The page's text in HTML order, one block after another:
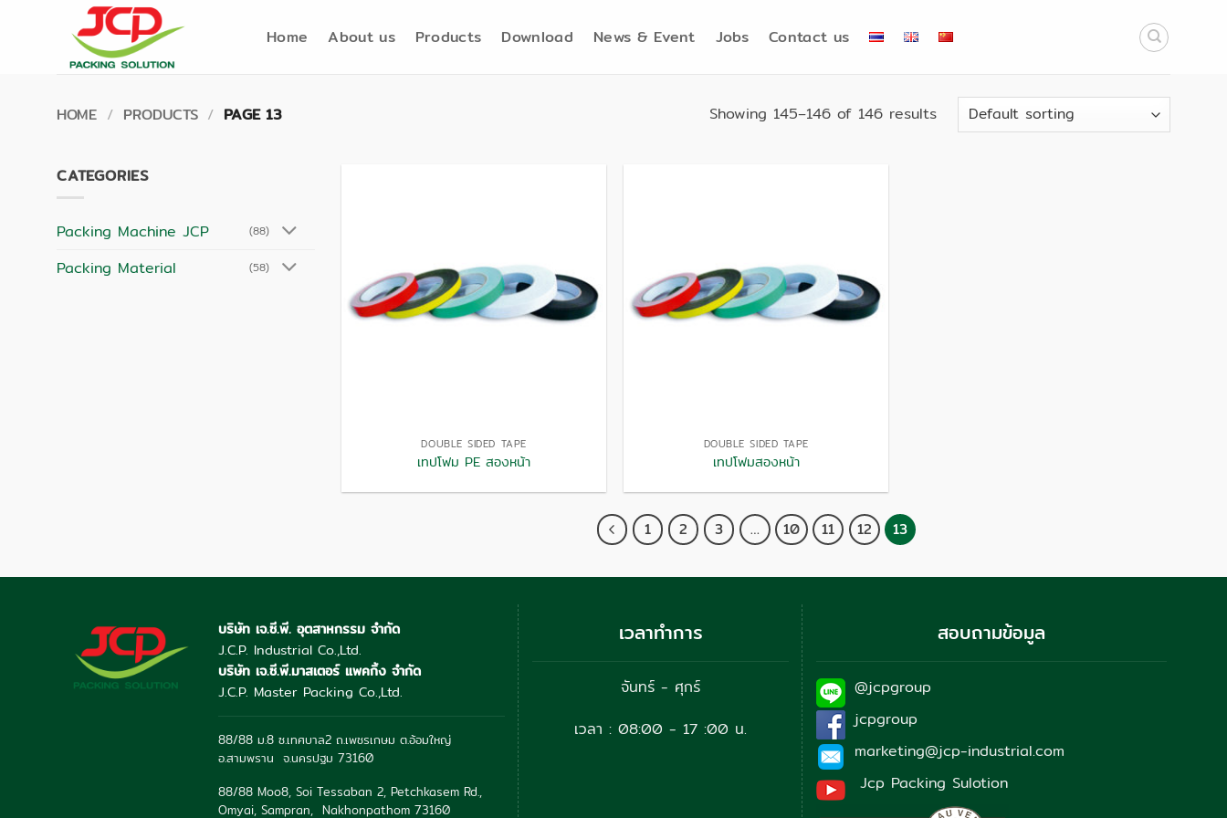
Home About us Products Download News & Event Jobs Contact us
HOME / PRODUCTS / PAGE 13 Showing 145–146 of 146 results
CATEGORIES
Packing Machine JCP (88)
Packing Material (58)
DOUBLE SIDED TAPE
เทปโฟม PE สองหน้า
DOUBLE SIDED TAPE
เทปโฟมสองหน้า
1 2 3 … 10 11 12 13
บริษัท เจ.ซี.พี. อุตสาหกรรม จำกัด
J.C.P. Industrial Co.,Ltd.
บริษัท เจ.ซี.พี.มาสเตอร์ แพคกิ้ง จำกัด
J.C.P. Master Packing Co.,Ltd.
88/88 ม.8 ซ.เทศบาล2 ถ.เพชรเกษม ต.อ้อมใหญ่
อ.สามพราน จ.นครปฐม 73160
88/88 Moo8, Soi Tessaban 2, Petchkasem Rd.,
Omyai, Sampran, Nakhonpathom 73160
เวลาทำการ
จันทร์ - ศุกร์
เวลา : 08:00 - 17 :00 น.
สอบถามข้อมูล
@jcpgroup
jcpgroup
marketing@jcp-industrial.com
Jcp Packing Sulotion